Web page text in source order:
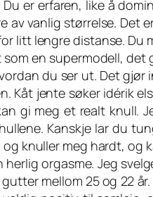
er erfaren, like å
vanlig størrelse. Det
litt lengre distanse.
en supermodell, det
du ser ut. Det gjør
Kåt jente søker idérik
gi meg et realt knull.
Kanskje lar du
knuller meg hardt, og
orgasme. Jeg
mellom 25 og 22